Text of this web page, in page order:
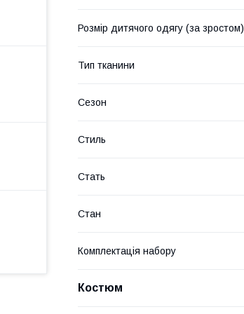
Розмір дитячого одягу (за зростом)
Тип тканини
Сезон
Стиль
Стать
Стан
Комплектація набору
Костюм